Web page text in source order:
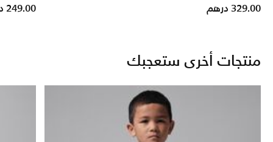
329.00 درهم
249.00 درهم
منتجات أخرى ستعجبك